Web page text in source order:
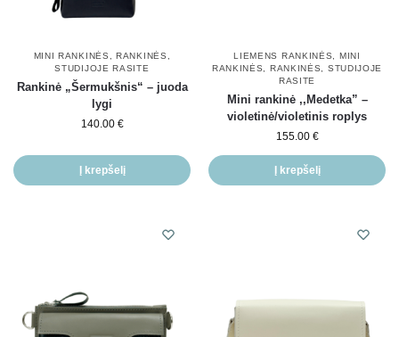
MINI RANKINĖS , RANKINĖS ,
STUDIJOJE RASITE
Rankinė „Šermukšnis“ – juoda
lygi
140.00 €
Į krepšelį
LIEMENS RANKINĖS,
MINI
RANKINĖS, RANKINĖS, STUDIJOJE
RASITE
Mini rankinė ,,Medetka” –
violetinė/violetinis roplys
155.00 €
Į krepšelį